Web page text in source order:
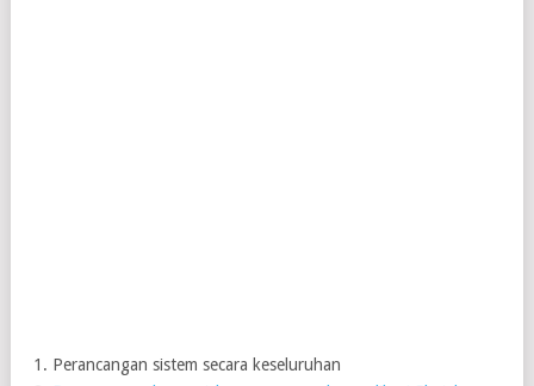
Perancangan sistem secara keseluruhan